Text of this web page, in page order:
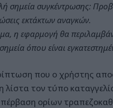
σημεία συγκέντρωσης:
εκτάκτων αναγκών.
η εφαρμογή θα
όπου είναι
που ο χρήστης
λίστα τον τύπο
ορίων